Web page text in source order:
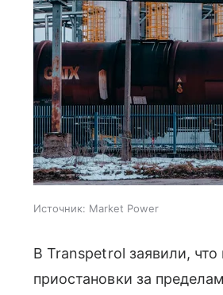
Источник: Market Power
В Transpetrol заявили,
приостановки за